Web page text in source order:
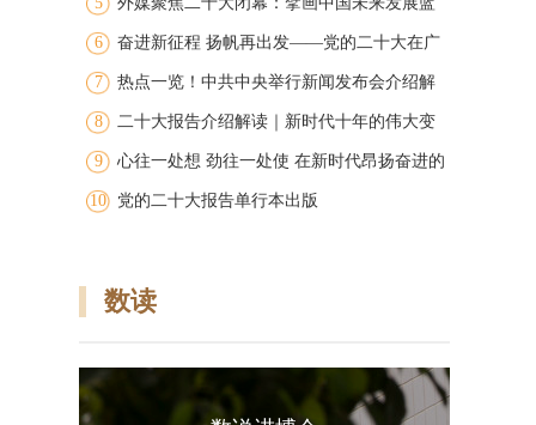
图
6 奋进新征程 扬帆再出发——党的二十大在广
大干部群众中引发强烈反响
7 热点一览！中共中央举行新闻发布会介绍解
读党的二十大报告
8 二十大报告介绍解读｜新时代十年的伟大变
革
9 心往一处想 劲往一处使 在新时代昂扬奋进的
洪流中争创广东新的辉煌 广东团代表在学习
10 党的二十大报告单行本出版
数读